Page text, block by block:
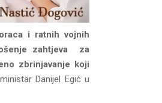
i ratnih vojnih
zahtjeva za
zbrinjavanje koji
Danijel Egić u